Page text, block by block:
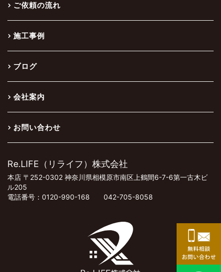
ご依頼の流れ
施工事例
ブログ
会社案内
お問い合わせ
Re.LIFE（リライフ）株式会社
本店 〒252-0302 神奈川県相模原市南区上鶴間6-7-6第一古木ビ
ル205
電話番号：0120-990-168 042-705-8058